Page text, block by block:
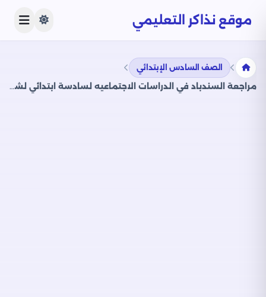
موقع نذاكر التعليمي
الصف السادس الإبتدائي
مراجعة السندباد في الدراسات الاجتماعيه لسادسة ابتدائي لشهري مارس وأبريل 2025 بصيغة PDF